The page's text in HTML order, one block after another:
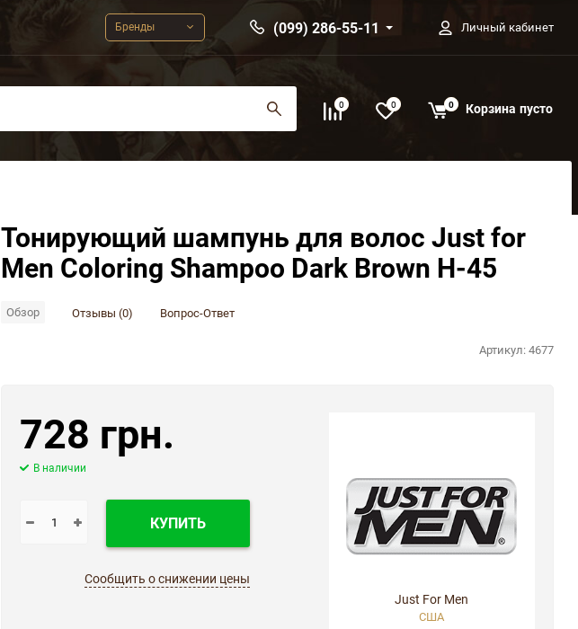
Бренды (099) 286-55-11 Личный кабинет
0 0 0 Корзина пусто
Тонирующий шампунь для волос Just for
Men Coloring Shampoo Dark Brown H-45
Обзор Отзывы (0) Вопрос-Ответ
Артикул:4677
728 грн.
В наличии
КУПИТЬ
Сообщить о снижении цены
Just For Men
США